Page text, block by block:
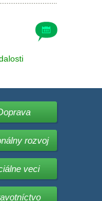
rozvoj
veci